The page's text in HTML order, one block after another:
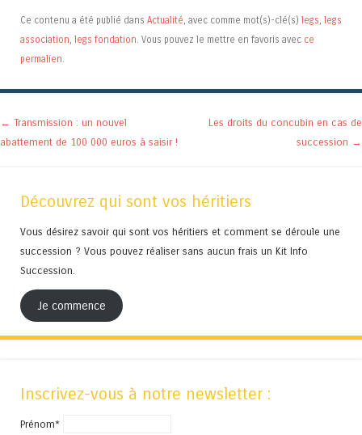
Ce contenu a été publié dans Actualité , avec comme mot(s)-clé(s) legs legs
association legs fondation . Vous pouvez le mettre en favoris avec ce
permalien
Navigation des articles
← Transmission : un nouvel
abattement de 100 000 euros à saisir !
Les droits du concubin en cas de
succession →
Découvrez qui sont vos héritiers
Vous désirez savoir qui sont vos héritiers et comment se déroule une
succession ? Vous pouvez réaliser sans aucun frais un Kit Info
Succession.
Je commence
Inscrivez-vous à notre newsletter :
Prénom*